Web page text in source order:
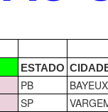
ESTADO
PB
BAYEUX
SP